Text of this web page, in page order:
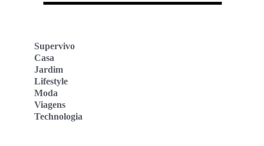
Supervivo
Casa
Jardim
Lifestyle
Moda
Viagens
Technologia